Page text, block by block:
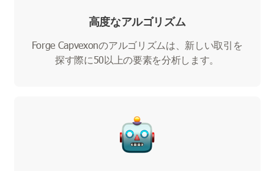
高度なアルゴリズム
Forge Capvexonのアルゴリズムは、新しい取引を
探す際に50以上の要素を分析します。